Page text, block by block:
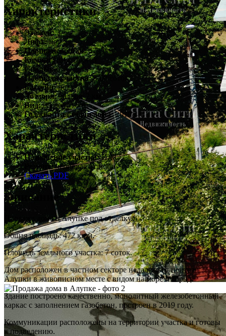
Характеристики
Этажей: 3
Лифт: нет
Площадь общая: 472.0 м²
Комнат: инд. проект
Спален: 6
Площадь участка: 5.00 соток
Бассейн: нет
До моря: дальше 2 км
Вид: на море/горы
Год/квартал сдачи дома: 2019/4
Характеристики
Назначение участка: ИЖС
Ремонт: черновая отделка
Скачать PDF
Описание
Продажа дома в Алупке под отделку.
Общая площадь: 472 кв.м.
Площадь земльного участка: 7 соток.
Дом расположен в частном секторе недалеко от центра
Алупки в живописном месте с видом на море и город.
Здание построено качественно, монолитный железобетонный
каркас с заполнением газобетон, построен в 2019 году.
Коммуникации расположены на территории участка и готовы
к подведению.